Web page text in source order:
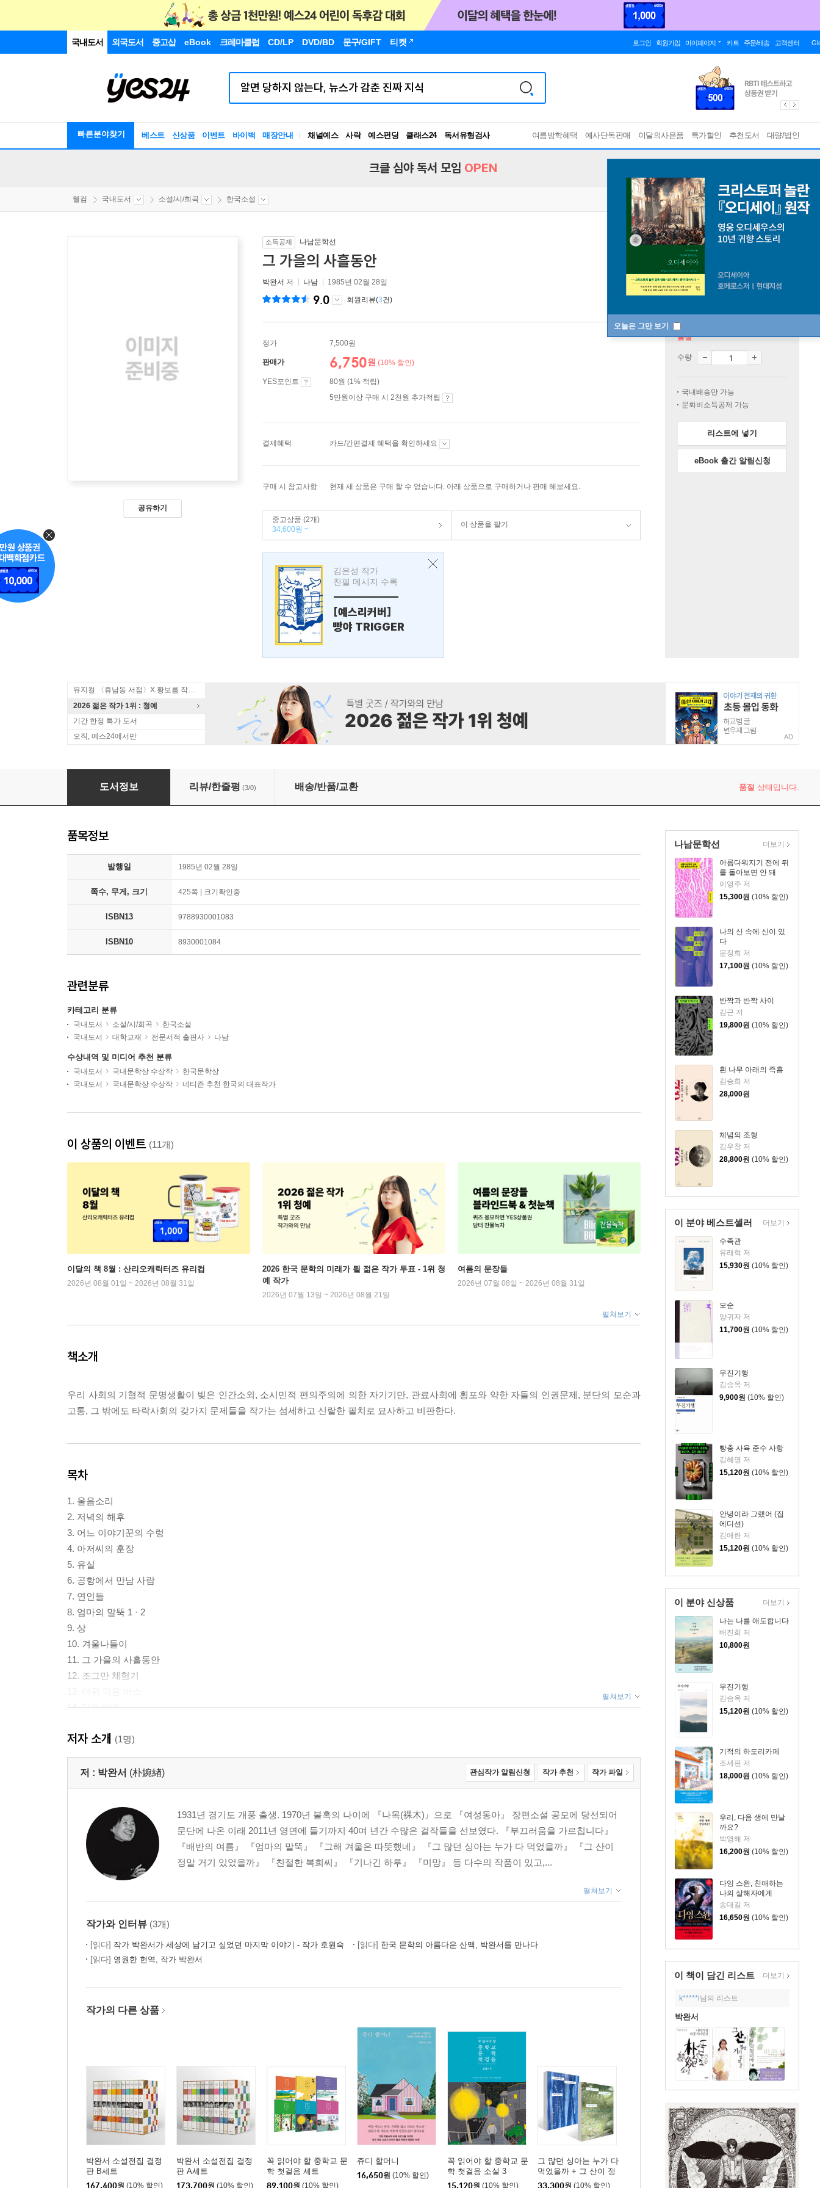
국내도서 외국도서 중고샵 eBook 크레마클럽 CD/LP DVD/BD 문구/GIFT 티켓 로그인 회원가입 마이페이지 카트 주문/배송 고객센터
빠른분야찾기 베스트 신상품 이벤트 바이백 매장안내 채널예스 사락 예스펀딩 클래스24
독서유형검사
RBTI Lab
여름방학혜택 예사단독판매 이달의사은품 특가할인 추천도서 대량/법인
오늘은 그만 보기
크클 심야 독서 모임 OPEN
웰컴 국내도서 소설/시/희곡 한국소설
공유하기
소득공제 나남문학선
그 가을의 사흘동안
박완서 저 나남 1985년 02월 28일
9.0 회원리뷰(3건)
정가 7,500원
판매가 6,750원 (10% 할인)
YES포인트
80원 (1% 적립)
5만원이상 구매 시 2천원 추가적립
결제혜택 카드/간편결제 혜택을 확인하세요
구매 시 참고사항 현재 새 상품은 구매 할 수 없습니다. 아래 상품으로 구매하거나 판매 해보세요.
중고상품 (2개)
34,600원 ~
이 상품을 팔기
김은성 작가
친필 메시지 수록
---------------
[예스리커버]
빵야 TRIGGER
품절
수량
국내배송만 가능
문화비소득공제 가능
리스트에 넣기
eBook 출간 알림신청
뮤지컬 〈휴남동 서점〉X 황보름 작가 북토크
2026 젊은 작가 1위 : 청예
기간 한정 특가 도서
오직, 예스24에서만
AD
그 가을의 사흘동안
도서정보 리뷰/한줄평 (3/0) 배송/반품/교환 품절 상태입니다.
나남문학선
아름다워지기 전에 뒤
를 돌아보면 안 돼
이영주 저
15,300원 (10% 할인)
나의 신 속에 신이 있
다
문정희 저
17,100원 (10% 할인)
반짝과 반짝 사이
김근 저
19,800원 (10% 할인)
흰 나무 아래의 즉흥
김승희 저
28,000원
체념의 조형
김우창 저
28,800원 (10% 할인)
더보기
이 분야 베스트셀러
수족관
유래혁 저
15,930원 (10% 할인)
모순
양귀자 저
11,700원 (10% 할인)
무진기행
김승옥 저
9,900원 (10% 할인)
빵충 사육 준수 사항
김혜영 저
15,120원 (10% 할인)
안녕이라 그랬어 (집
에디션)
김애란 저
15,120원 (10% 할인)
더보기
이 분야 신상품
나는 나를 애도합니다
배진희 저
10,800원
무진기행
김승옥 저
15,120원 (10% 할인)
기적의 하도리카페
조세핀 저
18,000원 (10% 할인)
우리, 다음 생에 만날
까요?
박영해 저
16,200원 (10% 할인)
다잉 스완, 친애하는
나의 살해자에게
송대길 저
16,650원 (10% 할인)
더보기
이 책이 담긴 리스트 더보기
k*****i님의 리스트
박완서
품목정보
발행일 1985년 02월 28일
쪽수, 무게, 크기 425쪽 | 크기확인중
ISBN13 9788930001083
ISBN10 8930001084
관련분류
카테고리 분류
국내도서 소설/시/희곡
한국소설
국내도서
대학교재 전문서적 출판사 나남
수상내역 및 미디어 추천 분류
국내도서 국내문학상 수상작
한국문학상
국내도서
국내문학상 수상작 네티즌 추천 한국의 대표작가
이 상품의 이벤트 (11개)
이달의 책 8월 : 산리오캐릭터즈 유리컵
2026년 08월 01일 ~ 2026년 08월 31일
2026 한국 문학의 미래가 될 젊은 작가 투표 - 1위 청
예 작가
2026년 07월 13일 ~ 2026년 08월 21일
여름의 문장들
2026년 07월 08일 ~ 2026년 08월 31일
펼쳐보기
책소개
우리 사회의 기형적 문명생활이 빚은 인간소외, 소시민적 편의주의에 의한 자기기만, 관료사회에 횡포와 약한 자들의 인권문제, 분단의 모순과
고통, 그 밖에도 타락사회의 갖가지 문제들을 작가는 섬세하고 신랄한 필치로 묘사하고 비판한다.
목차
1. 울음소리
2. 저녁의 해후
3. 어느 이야기꾼의 수렁
4. 아저씨의 훈장
5. 유실
6. 공항에서 만남 사람
7. 연인들
8. 엄마의 말뚝 1 · 2
9. 상
10. 겨울나들이
11. 그 가을의 사흘동안
12. 조그만 체험기
14. 닮은 방들
펼쳐보기
저자 소개 (1명)
저 : 박완서 (朴婉緖) 관심작가 알림신청 작가 추천 작가 파일
1931년 경기도 개풍 출생. 1970년 불혹의 나이에 『나목(裸木)』으로 『여성동아』 장편소설 공모에 당선되어
문단에 나온 이래 2011년 영면에 들기까지 40여 년간 수많은 걸작들을 선보였다. 『부끄러움을 가르칩니다』
『배반의 여름』 『엄마의 말뚝』 『그해 겨울은 따뜻했네』 『그 많던 싱아는 누가 다 먹었을까』 『그 산이
정말 거기 있었을까』 『친절한 복희씨』 『기나긴 하루』 『미망』 등 다수의 작품이 있고,...
펼쳐보기
작가와 인터뷰 (3개)
[읽다] 작가 박완서가 세상에 남기고 싶었던 마지막 이야기 - 작가 호원숙 [읽다] 한국 문학의 아름다운 산맥, 박완서를 만나다
[읽다] 영원한 현역, 작가 박완서
작가의 다른 상품
박완서 소설전집 결정
판 B세트
167,400원 (10% 할인)
박완서 소설전집 결정
판 A세트
173,700원 (10% 할인)
꼭 읽어야 할 중학교 문
학 첫걸음 세트
89,100원 (10% 할인)
쥬디 할머니
16,650원 (10% 할인)
꼭 읽어야 할 중학교 문
학 첫걸음 소설 3
15,120원 (10% 할인)
그 많던 싱아는 누가 다
먹었을까 + 그 산이 정
말 거기 있었을까 세트
33,300원 (10% 할인)